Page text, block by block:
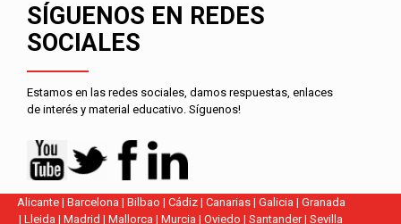
SÍGUENOS EN REDES
SOCIALES
Estamos en las redes sociales, damos respuestas, enlaces
de interés y material educativo. Síguenos!
Alicante| Barcelona | Bilbao | Cádiz| Canarias| Galicia | Granada
|Lleida |Madrid |Mallorca |Murcia |Oviedo |Santander|Sevilla